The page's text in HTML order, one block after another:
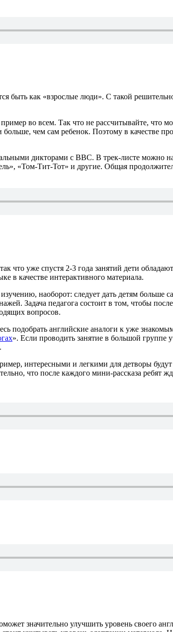
быть как «взрослые люди». С такой
во всем. Так что не рассчитывайте, что
чем сам ребенок. Поэтому в качестве
дикторами с BBC. В трек-листе можно
«Том-Тит-Тот» и другие. Общая
что уже спустя 2-3 года занятий дети
в качестве интерактивного материала.
наоборот: следует дать детям больше
Задача педагога состоит в том, чтобы
вопросов.
подобрать английские аналоги к уже
». Если проводить занятие в большой группе
интересными и легкими для детворы будут
что после каждого мини-рассказа ребят
значительно улучшить уровень своего